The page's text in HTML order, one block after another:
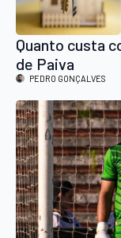
Quanto custa
de Paiva
PEDRO GONÇALVES